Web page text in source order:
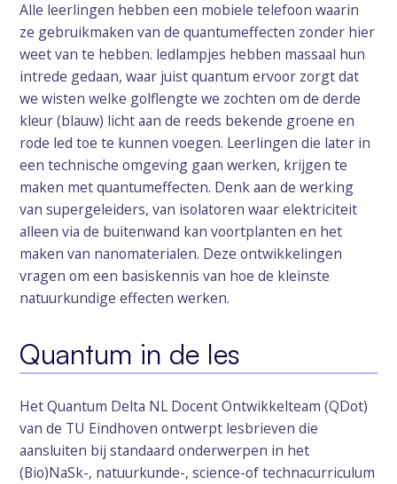
Alle leerlingen hebben een mobiele telefoon waarin
ze gebruikmaken van de quantumeffecten zonder hier
weet van te hebben. ledlampjes hebben massaal hun
intrede gedaan, waar juist quantum ervoor zorgt dat
we wisten welke golflengte we zochten om de derde
kleur (blauw) licht aan de reeds bekende groene en
rode led toe te kunnen voegen. Leerlingen die later in
een technische omgeving gaan werken, krijgen te
maken met quantumeffecten. Denk aan de werking
van supergeleiders, van isolatoren waar elektriciteit
alleen via de buitenwand kan voortplanten en het
maken van nanomaterialen. Deze ontwikkelingen
vragen om een basiskennis van hoe de kleinste
natuurkundige effecten werken.
Quantum in de les
Het Quantum Delta NL Docent Ontwikkelteam (QDot)
van de TU Eindhoven ontwerpt lesbrieven die
aansluiten bij standaard onderwerpen in het
(Bio)NaSk-, natuurkunde-, science-of technacurriculum